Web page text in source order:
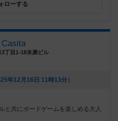
ローする
丁目1-18末廣ビル
年12月16日 11時13分）
と共にボードゲームを楽しめる大人